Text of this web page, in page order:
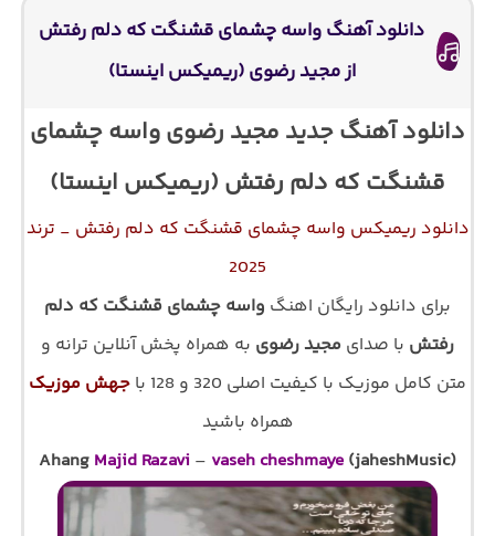
دانلود آهنگ واسه چشمای قشنگت که دلم رفتش
از مجید رضوی (ریمیکس اینستا)
دانلود آهنگ جدید مجید رضوی واسه چشمای
قشنگت که دلم رفتش (ریمیکس اینستا)
دانلود ریمیکس واسه چشمای قشنگت که دلم رفتش _ ترند
2025
برای دانلود رایگان اهنگ واسه چشمای قشنگت که دلم
رفتش با صدای مجید رضوی به همراه پخش آنلاین ترانه و
متن کامل موزیک با کیفیت اصلی 320 و 128 با
جهش موزیک
همراه باشید
Ahang Majid Razavi – vaseh cheshmaye (jaheshMusic)